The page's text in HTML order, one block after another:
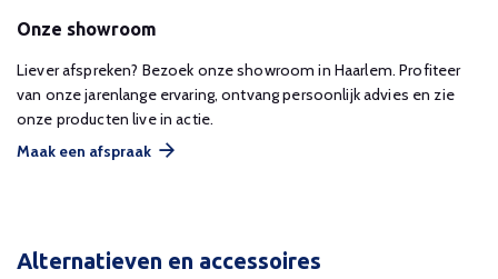
Onze showroom
Liever afspreken? Bezoek onze showroom in Haarlem. Profiteer
van onze jarenlange ervaring, ontvang persoonlijk advies en zie
onze producten live in actie.
Maak een afspraak
Alternatieven en accessoires